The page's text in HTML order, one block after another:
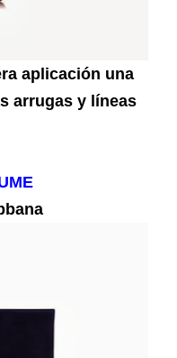
aplicación una
arrugas y líneas